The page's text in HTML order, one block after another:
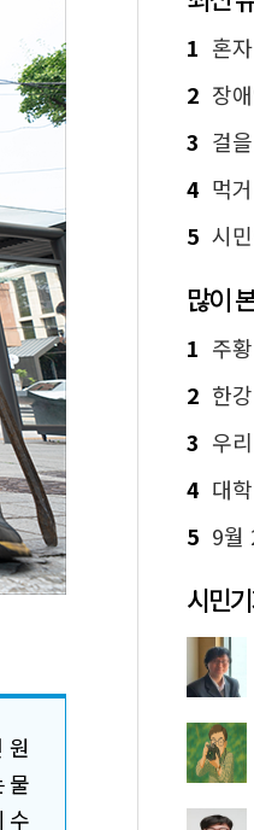
원
물
수
1 혼자
2 장애
3 걸을
4 먹거
5 시민
많이
1 주황색
2 한강
3 우리
4 대학
5 9월 20
시민